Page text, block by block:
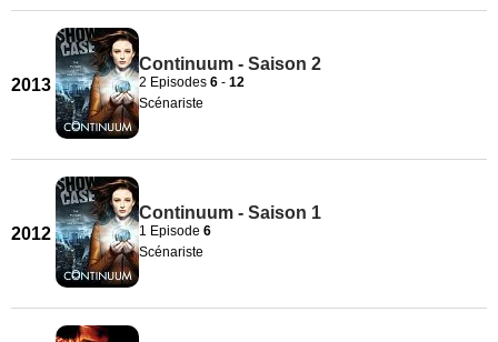
2013
Continuum - Saison 2
2 Episodes 6 - 12
Scénariste
2012
Continuum - Saison 1
1 Episode 6
Scénariste